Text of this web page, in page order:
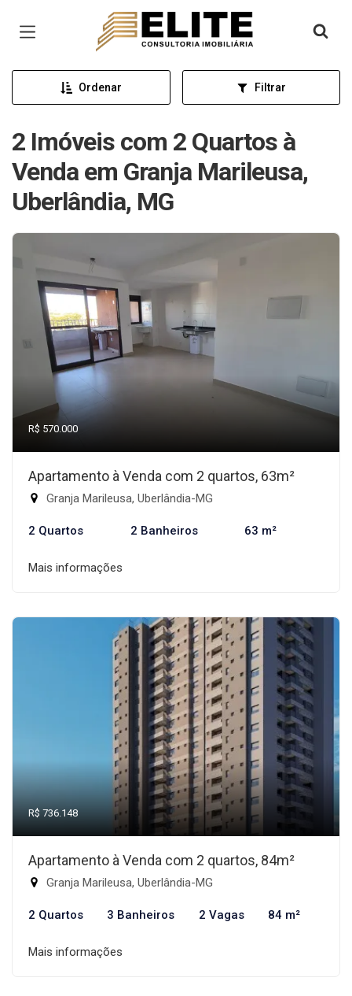
Página inicial
Ordenar Filtrar
2 Imóveis com 2 Quartos à
Venda em Granja Marileusa,
Uberlândia, MG
R$ 570.000
Apartamento à Venda com 2 quartos, 63m²
Granja Marileusa, Uberlândia-MG
2 Quartos 2 Banheiros 63 m²
Mais informações
R$ 736.148
Apartamento à Venda com 2 quartos, 84m²
Granja Marileusa, Uberlândia-MG
2 Quartos 3 Banheiros 2 Vagas 84 m²
Mais informações